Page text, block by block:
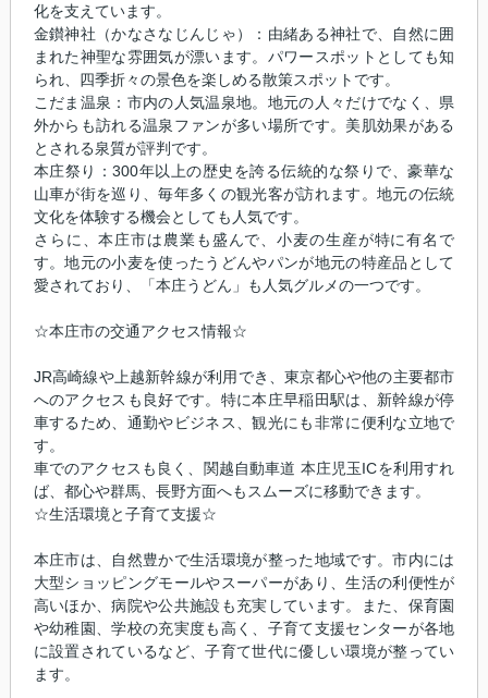
化を支えています。
金鑚神社（かなさなじんじゃ）：由緒ある神社で、自然に囲
まれた神聖な雰囲気が漂います。パワースポットとしても知
られ、四季折々の景色を楽しめる散策スポットです。
こだま温泉：市内の人気温泉地。地元の人々だけでなく、県
外からも訪れる温泉ファンが多い場所です。美肌効果がある
とされる泉質が評判です。
本庄祭り：300年以上の歴史を誇る伝統的な祭りで、豪華な
山車が街を巡り、毎年多くの観光客が訪れます。地元の伝統
文化を体験する機会としても人気です。
さらに、本庄市は農業も盛んで、小麦の生産が特に有名で
す。地元の小麦を使ったうどんやパンが地元の特産品として
愛されており、「本庄うどん」も人気グルメの一つです。
☆本庄市の交通アクセス情報☆
JR高崎線や上越新幹線が利用でき、東京都心や他の主要都市
へのアクセスも良好です。特に本庄早稲田駅は、新幹線が停
車するため、通勤やビジネス、観光にも非常に便利な立地で
す。
車でのアクセスも良く、関越自動車道 本庄児玉ICを利用すれ
ば、都心や群馬、長野方面へもスムーズに移動できます。
☆生活環境と子育て支援☆
本庄市は、自然豊かで生活環境が整った地域です。市内には
大型ショッピングモールやスーパーがあり、生活の利便性が
高いほか、病院や公共施設も充実しています。また、保育園
や幼稚園、学校の充実度も高く、子育て支援センターが各地
に設置されているなど、子育て世代に優しい環境が整ってい
ます。